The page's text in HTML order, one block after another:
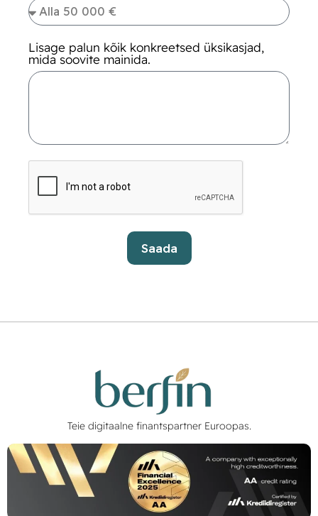
Lisage palun kõik konkreetsed üksikasjad,
mida soovite mainida.
Saada
Teie digitaalne finantspartner Euroopas.